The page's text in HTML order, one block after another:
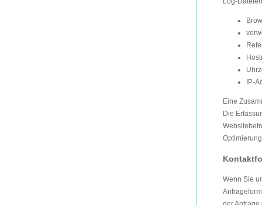
IP-
Eine
Die
Wenn Sie